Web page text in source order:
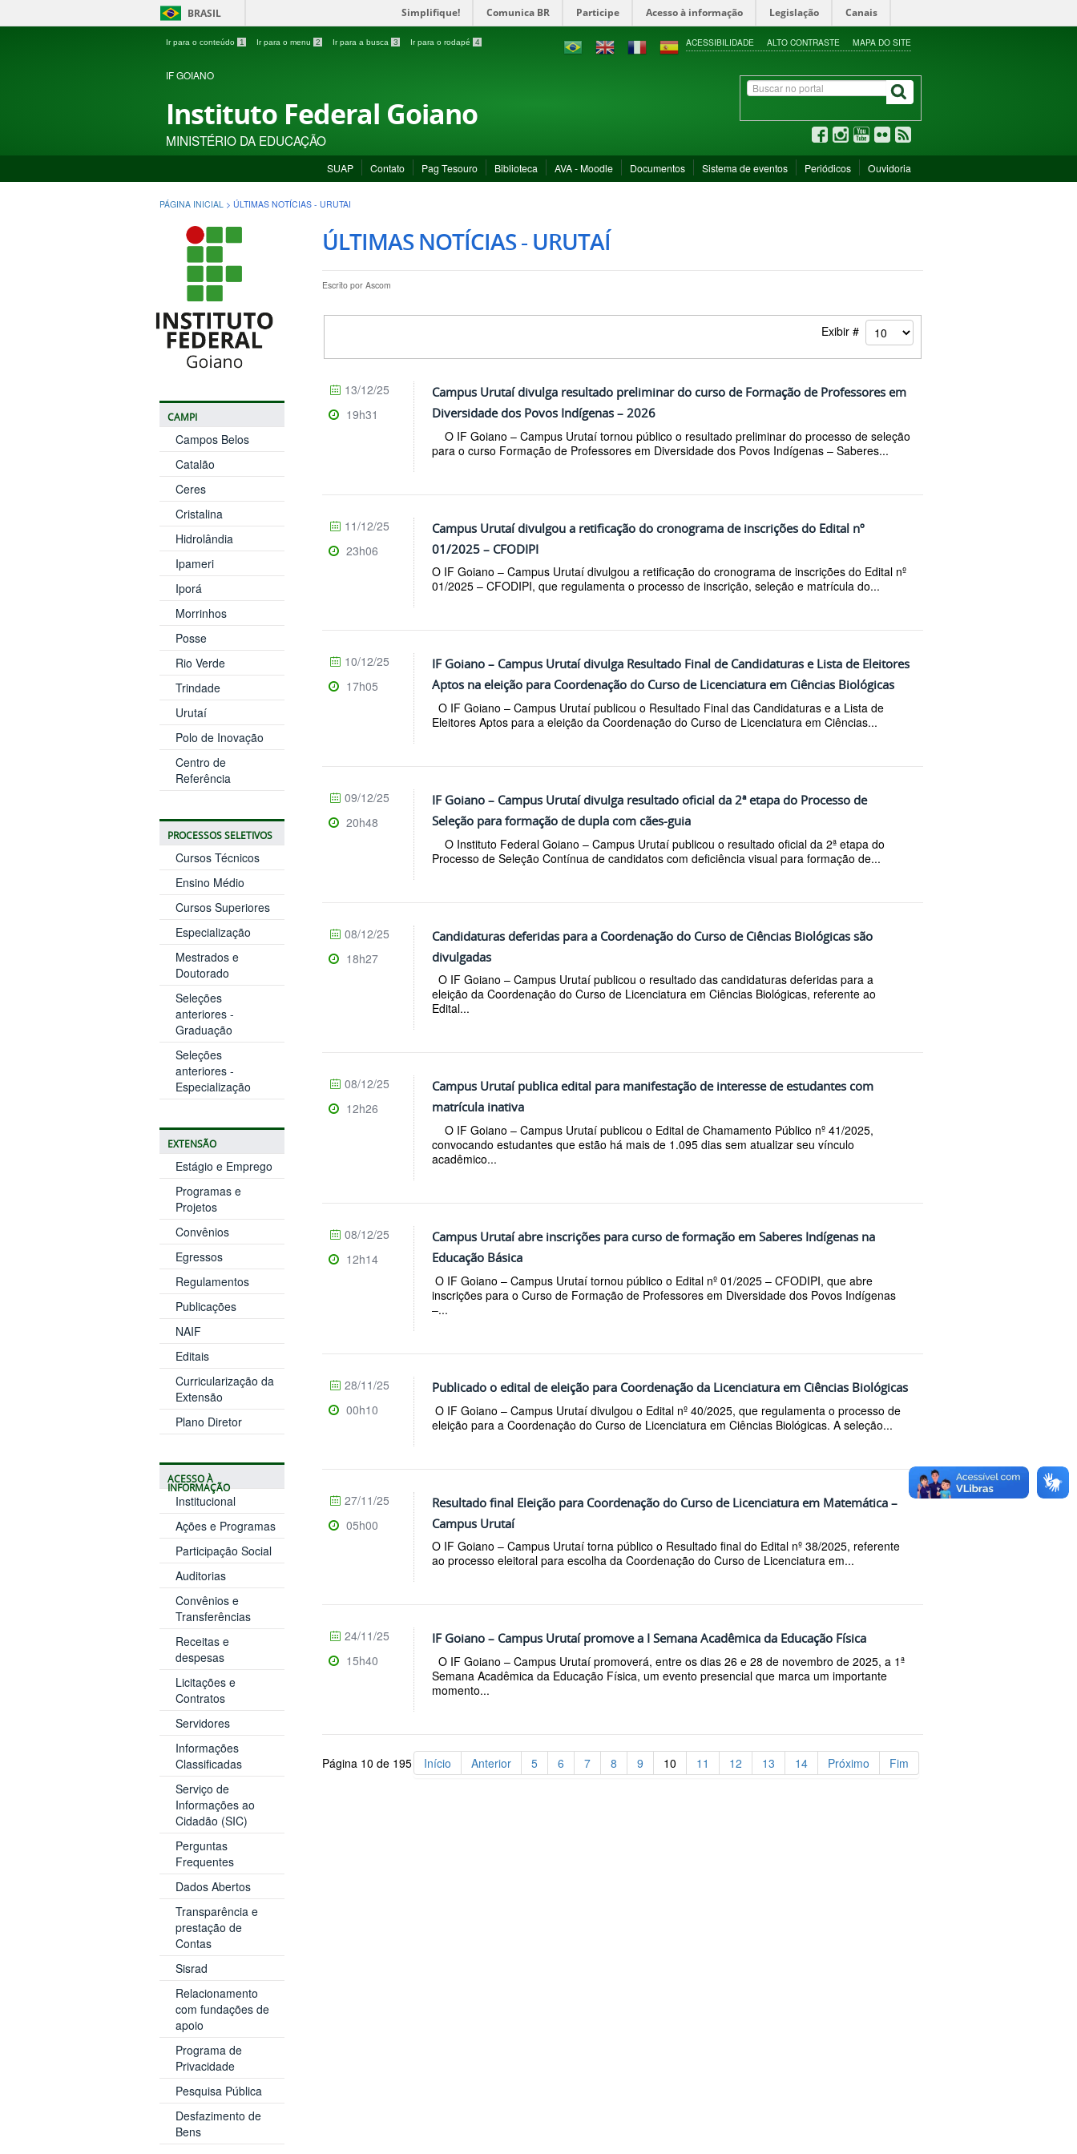
BRASIL Simplifique! Comunica BR Participe Acesso à informação Legislação Canais
Ir para o conteúdo 1 Ir para o menu 2 Ir para a busca 3 Ir para o rodapé 4 ACESSIBILIDADE ALTO CONTRASTE MAPA DO SITE
IF GOIANO
Instituto Federal Goiano
MINISTÉRIO DA EDUCAÇÃO
SUAP Contato Pag Tesouro Biblioteca AVA - Moodle Documentos Sistema de eventos Periódicos Ouvidoria
PÁGINA INICIAL > ÚLTIMAS NOTÍCIAS - URUTAI
CAMPI
Campos Belos
Catalão
Ceres
Cristalina
Hidrolândia
Ipameri
Iporá
Morrinhos
Posse
Rio Verde
Trindade
Urutaí
Polo de Inovação
Centro de
Referência
PROCESSOS SELETIVOS
Cursos Técnicos
Ensino Médio
Cursos Superiores
Especialização
Mestrados e
Doutorado
Seleções
anteriores -
Graduação
Seleções
anteriores -
Especialização
EXTENSÃO
Estágio e Emprego
Programas e
Projetos
Convênios
Egressos
Regulamentos
Publicações
NAIF
Editais
Curricularização da
Extensão
Plano Diretor
ACESSO À
INFORMAÇÃO
Institucional
Ações e Programas
Participação Social
Auditorias
Convênios e
Transferências
Receitas e
despesas
Licitações e
Contratos
Servidores
Informações
Classificadas
Serviço de
Informações ao
Cidadão (SIC)
Perguntas
Frequentes
Dados Abertos
Transparência e
prestação de
Contas
Sisrad
Relacionamento
com fundações de
apoio
Programa de
Privacidade
Pesquisa Pública
Desfazimento de
Bens
ÚLTIMAS NOTÍCIAS - URUTAÍ
Escrito por Ascom
Exibir #
Campus Urutaí divulga resultado preliminar do curso de Formação de Professores em
Diversidade dos Povos Indígenas – 2026
O IF Goiano – Campus Urutaí tornou público o resultado preliminar do processo de seleção
para o curso Formação de Professores em Diversidade dos Povos Indígenas – Saberes...
13/12/25
19h31
Campus Urutaí divulgou a retificação do cronograma de inscrições do Edital nº
01/2025 – CFODIPI
O IF Goiano – Campus Urutaí divulgou a retificação do cronograma de inscrições do Edital nº
01/2025 – CFODIPI, que regulamenta o processo de inscrição, seleção e matrícula do...
11/12/25
23h06
IF Goiano – Campus Urutaí divulga Resultado Final de Candidaturas e Lista de Eleitores
Aptos na eleição para Coordenação do Curso de Licenciatura em Ciências Biológicas
O IF Goiano – Campus Urutaí publicou o Resultado Final das Candidaturas e a Lista de
Eleitores Aptos para a eleição da Coordenação do Curso de Licenciatura em Ciências...
10/12/25
17h05
IF Goiano – Campus Urutaí divulga resultado oficial da 2ª etapa do Processo de
Seleção para formação de dupla com cães-guia
O Instituto Federal Goiano – Campus Urutaí publicou o resultado oficial da 2ª etapa do
Processo de Seleção Contínua de candidatos com deficiência visual para formação de...
09/12/25
20h48
Candidaturas deferidas para a Coordenação do Curso de Ciências Biológicas são
divulgadas
O IF Goiano – Campus Urutaí publicou o resultado das candidaturas deferidas para a
eleição da Coordenação do Curso de Licenciatura em Ciências Biológicas, referente ao
Edital...
08/12/25
18h27
Campus Urutaí publica edital para manifestação de interesse de estudantes com
matrícula inativa
O IF Goiano – Campus Urutaí publicou o Edital de Chamamento Público nº 41/2025,
convocando estudantes que estão há mais de 1.095 dias sem atualizar seu vínculo
acadêmico...
08/12/25
12h26
Campus Urutaí abre inscrições para curso de formação em Saberes Indígenas na
Educação Básica
O IF Goiano – Campus Urutaí tornou público o Edital nº 01/2025 – CFODIPI, que abre
inscrições para o Curso de Formação de Professores em Diversidade dos Povos Indígenas
–...
08/12/25
12h14
Publicado o edital de eleição para Coordenação da Licenciatura em Ciências Biológicas
O IF Goiano – Campus Urutaí divulgou o Edital nº 40/2025, que regulamenta o processo de
eleição para a Coordenação do Curso de Licenciatura em Ciências Biológicas. A seleção...
28/11/25
00h10
Resultado final Eleição para Coordenação do Curso de Licenciatura em Matemática –
Campus Urutaí
O IF Goiano – Campus Urutaí torna público o Resultado final do Edital nº 38/2025, referente
ao processo eleitoral para escolha da Coordenação do Curso de Licenciatura em...
27/11/25
05h00
IF Goiano – Campus Urutaí promove a I Semana Acadêmica da Educação Física
O IF Goiano – Campus Urutaí promoverá, entre os dias 26 e 28 de novembro de 2025, a 1ª
Semana Acadêmica da Educação Física, um evento presencial que marca um importante
momento...
24/11/25
15h40
Página 10 de 195 Início Anterior 5 6 7 8 9 10 11 12 13 14 Próximo Fim